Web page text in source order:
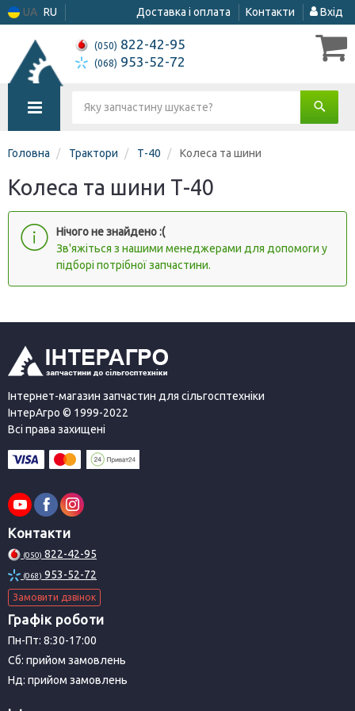
UA RU Доставка і оплата Контакти Вхід
(050) 822-42-95
(068) 953-52-72
Головна Трактори Т-40 Колеса та шини
Колеса та шини Т-40
Нічого не знайдено :(
Зв'яжіться з нашими менеджерами для допомоги у
підборі потрібної запчастини.
Інтернет-магазин запчастин для сільгосптехніки
ІнтерАгро © 1999-2022
Всі права захищені
Контакти
(050) 822-42-95
(068) 953-52-72
Замовити дзвінок
Графік роботи
Пн-Пт: 8:30-17:00
Сб: прийом замовлень
Нд: прийом замовлень